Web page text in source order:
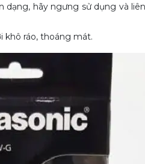
dạng, hãy ngưng sử dụng và
khô ráo, thoáng mát.